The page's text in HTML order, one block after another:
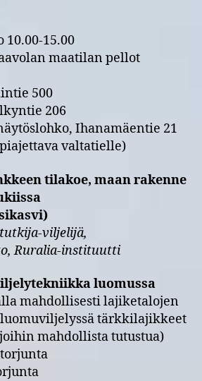
10.00-15.00
maatilan pellot
500
206
Ihanamäentie 21
valtatielle)
tilakoe, maan rakenne
viljelijä,
Ruralia-instituutti
luomussa
mahdollisesti lajiketalojen
tärkkilajikkeet
mahdollista tutustua)